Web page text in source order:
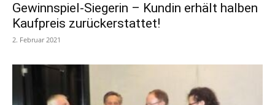
Gewinnspiel-Siegerin – Kundin erhält halben
Kaufpreis zurückerstattet!
2. Februar 2021